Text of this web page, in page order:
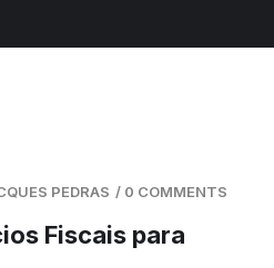
PEDRAS / 0 COMMENTS
Fiscais para